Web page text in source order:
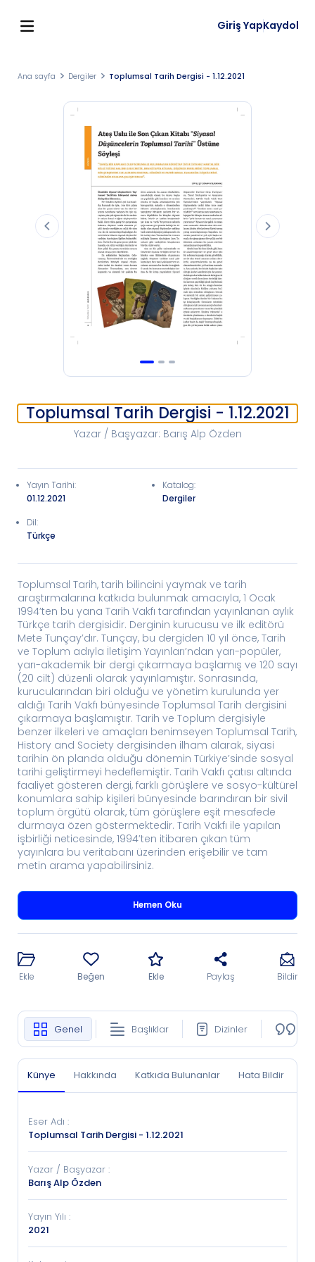
Giriş YapKaydol
Ana sayfa Dergiler Toplumsal Tarih Dergisi - 1.12.2021
Toplumsal Tarih Dergisi - 1.12.2021
Yazar / Başyazar: Barış Alp Özden
Yayın Tarihi:
01.12.2021
Katalog:
Dergiler
Dil:
Türkçe
Toplumsal Tarih, tarih bilincini yaymak ve tarih
araştırmalarına katkıda bulunmak amacıyla, 1 Ocak
1994’ten bu yana Tarih Vakfı tarafından yayınlanan aylık
Türkçe tarih dergisidir. Derginin kurucusu ve ilk editörü
Mete Tunçay’dır. Tunçay, bu dergiden 10 yıl önce, Tarih
ve Toplum adıyla İletişim Yayınları’ndan yarı-popüler,
yarı-akademik bir dergi çıkarmaya başlamış ve 120 sayı
(20 cilt) düzenli olarak yayınlamıştır. Sonrasında,
kurucularından biri olduğu ve yönetim kurulunda yer
aldığı Tarih Vakfı bünyesinde Toplumsal Tarih dergisini
çıkarmaya başlamıştır. Tarih ve Toplum dergisiyle
benzer ilkeleri ve amaçları benimseyen Toplumsal Tarih,
History and Society dergisinden ilham alarak, siyasi
tarihin ön planda olduğu dönemin Türkiye’sinde sosyal
tarihi geliştirmeyi hedeflemiştir. Tarih Vakfı çatısı altında
faaliyet gösteren dergi, farklı görüşlere ve sosyo-kültürel
konumlara sahip kişileri bünyesinde barındıran bir sivil
toplum örgütü olarak, tüm görüşlere eşit mesafede
durmaya özen göstermektedir. Tarih Vakfı ile yapılan
işbirliği neticesinde, 1994’ten itibaren çıkan tüm
yayınlara bu veritabanı üzerinden erişebilir ve tam
metin arama yapabilirsiniz.
Hemen Oku
Ekle Beğen Ekle Paylaş Bildir
Genel Başlıklar Dizinler
Künye Hakkında Katkıda Bulunanlar Hata Bildir
Eser Adı :
Toplumsal Tarih Dergisi - 1.12.2021
Yazar / Başyazar :
Barış Alp Özden
Yayın Yılı :
2021